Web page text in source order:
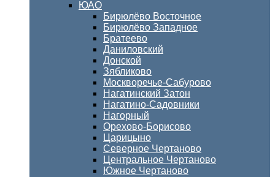
ЮАО
Бирюлёво Восточное
Бирюлёво Западное
Братеево
Даниловский
Донской
Зябликово
Москворечье-Сабурово
Нагатинский Затон
Нагатино-Садовники
Нагорный
Орехово-Борисово
Царицыно
Северное Чертаново
Центральное Чертаново
Южное Чертаново